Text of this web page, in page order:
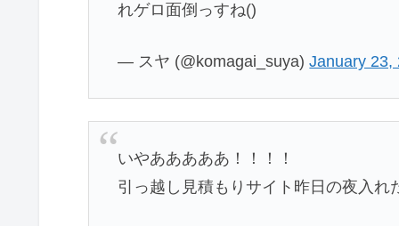
れゲロ面倒っすね()
— スヤ (@komagai_suya)January 23,
いやあああああ！！！！
引っ越し見積もりサイト昨日の夜入れ